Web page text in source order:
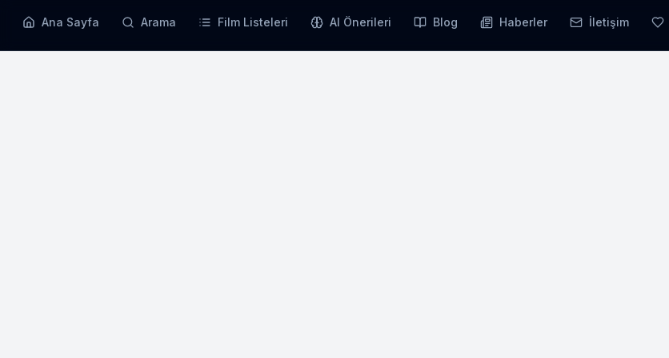
Ana Sayfa Arama Film Listeleri AI Önerileri Blog Haberler İletişim